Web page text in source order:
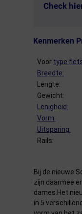
Check
Kenmerken
Voor type
Breedte:
Lengte:
Gewicht:
Lenigheid:
Vorm:
Uitsparing:
Rails:
Bij de nieuwe
zijn daarmee
dames.Het
in 5